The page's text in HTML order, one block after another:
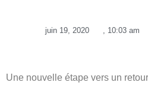
juin 19, 2020 10:03 am
Une nouvelle étape vers un